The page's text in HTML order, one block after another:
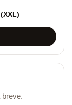
breve.